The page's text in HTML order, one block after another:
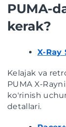
PUMA-
kerak?
X-Ray
Kelajak va
PUMA X-
ko'rinish
detallari.